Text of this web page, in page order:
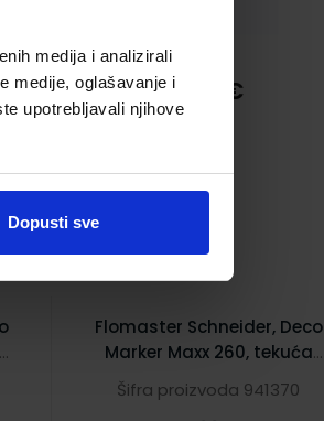
medija i analizirali
medije, oglašavanje i
upotrebljavali njihove
Dopusti sve
3,95 €
Flomaster Schneider, Deco
Marker Maxx 260, tekuća
narančasti
Šifra proizvoda 941370